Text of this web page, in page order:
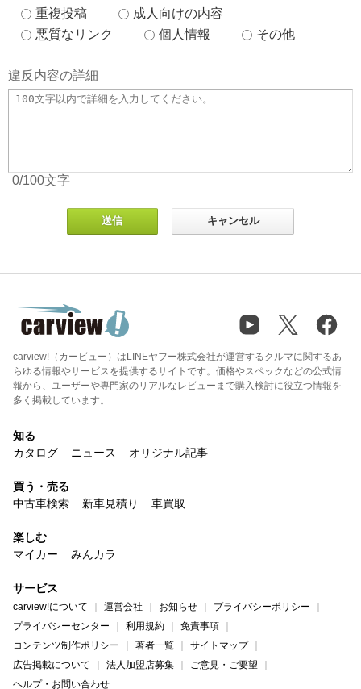
重複投稿
成人向けの内容
悪質なリンク
個人情報 その他
違反内容の詳細
0/100文字
carview!（カービュー）はLINEヤフー株式会社が運営するクルマに関するあ
らゆる情報やサービスを提供するサイトです。価格やスペックなどの公式情
報から、ユーザーや専門家のリアルなレビューまで購入検討に役立つ情報を
多く掲載しています。
知る
カタログ
ニュース オリジナル記事
買う・売る
中古車検索
新車見積り 車買取
楽しむ
マイカー
みんカラ
サービス
carview!について 運営会社 お知らせ
プライバシーポリシー
プライバシーセンター
利用規約
免責事項
コンテンツ制作ポリシー
著者一覧
サイトマップ
広告掲載について
法人加盟店募集
ご意見・ご要望
ヘルプ・お問い合わせ